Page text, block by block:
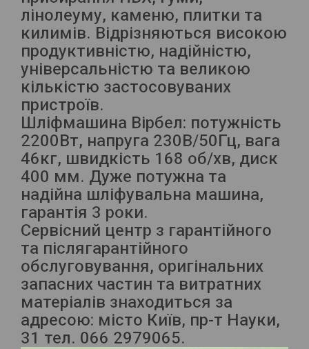
лінолеуму, каменю, плитки та
килимів. Відрізняються високою
продуктивністю, надійністю,
універсальністю та великою
кількістю застосовуваних
пристроїв.
Шліфмашина Вірбел: потужність
2200Вт, напруга 230В/50Гц, вага
46кг, швидкість 168 об/хв, диск
400 мм. Дуже потужна та
надійна шліфувальна машина,
гарантія 3 роки.
Сервісний центр з гарантійного
та післягарантійного
обслуговування, оригінальних
запасних частин та витратних
матеріалів знаходиться за
адресою: місто Київ, пр-т Науки,
31 тел. 066 2979065.